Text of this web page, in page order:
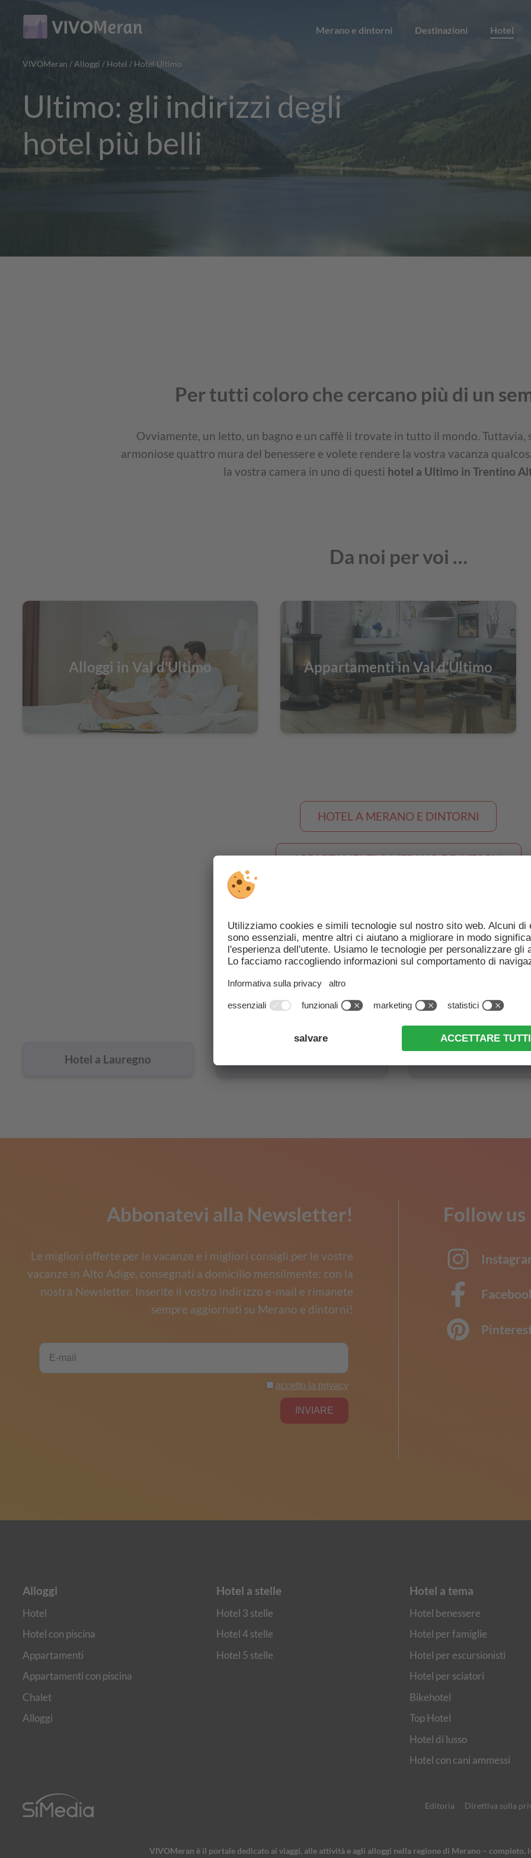
content
navigation
Merano e dintorni Destinazioni Hotel
VIVOMeran /Alloggi / Hotel / Hotel Ultimo
Ultimo: gli indirizzi degli
hotel più belli
Per tutti coloro che cercano più di un
Ovviamente, un letto, un bagno e un caffè li trovate in tutto il mondo. Tuttavia,
armoniose quattro mura del benessere e volete rendere la vostra vacanza
la vostra camera in uno di questi hotel a Ultimo in Trentino
Da noi per voi …
Alloggi in Val d’Ultimo Appartamenti in Val d’Ultimo
HOTEL A MERANO E DINTORNI
APPARTAMENTI A MERANO E DINTORNI
Gli hotel nelle vicinanze di Val
Hotel a Lauregno
Abbonatevi alla Newsletter!
Le migliori offerte per le vacanze e i migliori consigli per le vostre
vacanze in Alto Adige, consegnati a domicilio mensilmente: con la
nostra Newsletter. Inserite il vostro indirizzo e-mail e rimanete
sempre aggiornati su Merano e dintorni!
Follow us
Alloggi
Hotel
Hotel con piscina
Appartamenti
Appartamenti con piscina
Chalet
Alloggi
Hotel a stelle
Hotel 3 stelle
Hotel 4 stelle
Hotel 5 stelle
Hotel a tema
Hotel benessere
Hotel per famiglie
Hotel per escursionisti
Hotel per sciatori
Bikehotel
Top Hotel
Hotel di lusso
Hotel con cani ammessi
Editoria Direttiva sulla
VIVOMeran è il portale dedicato ai viaggi, alle attività e agli alloggi nella regione di Merano – completo,